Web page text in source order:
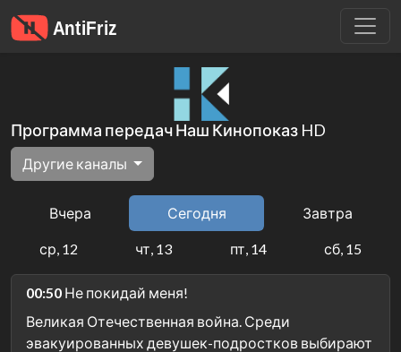
Программа передач Наш Кинопоказ HD
Другие каналы
Вчера Сегодня Завтра
ср, 12 чт, 13 пт, 14 сб, 15
00:50 Не покидай меня!
Великая Отечественная война. Среди
эвакуированных девушек-подростков выбирают